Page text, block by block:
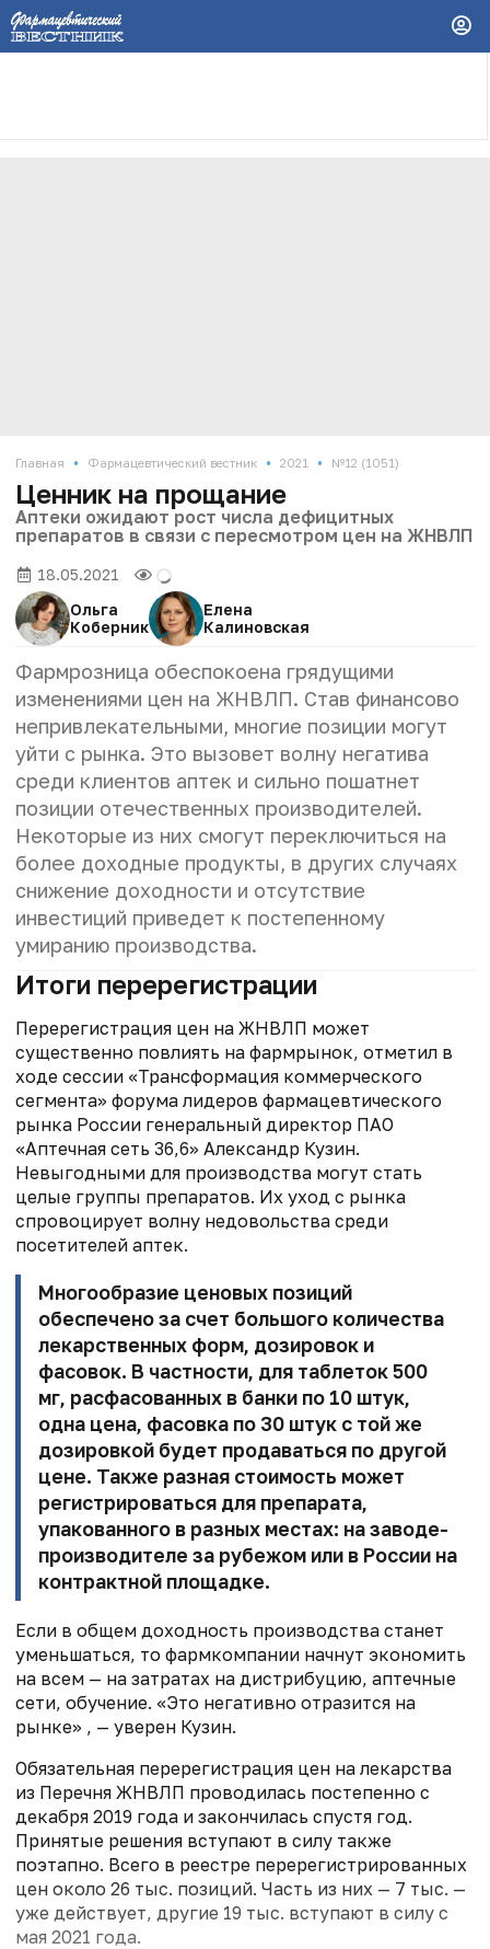
Главная • Фармацевтический вестник • 2021 • №12 (1051)
Ценник на прощание
Аптеки ожидают рост числа дефицитных
препаратов в связи с пересмотром цен на ЖНВЛП
18.05.2021
Ольга
Коберник
Елена
Калиновская
Фармрозница обеспокоена грядущими
изменениями цен на ЖНВЛП. Став финансово
непривлекательными, многие позиции могут
уйти с рынка. Это вызовет волну негатива
среди клиентов аптек и сильно пошатнет
позиции отечественных производителей.
Некоторые из них смогут переключиться на
более доходные продукты, в других случаях
снижение доходности и отсутствие
инвестиций приведет к постепенному
умиранию производства.
Итоги перерегистрации
Перерегистрация цен на ЖНВЛП может
существенно повлиять на фармрынок, отметил в
ходе сессии «Трансформация коммерческого
сегмента» форума лидеров фармацевтического
рынка России генеральный директор ПАО
«Аптечная сеть 36,6» Александр Кузин.
Невыгодными для производства могут стать
целые группы препаратов. Их уход с рынка
спровоцирует волну недовольства среди
посетителей аптек.
Многообразие ценовых позиций
обеспечено за счет большого количества
лекарственных форм, дозировок и
фасовок. В частности, для таблеток 500
мг, расфасованных в банки по 10 штук,
одна цена, фасовка по 30 штук с той же
дозировкой будет продаваться по другой
цене. Также разная стоимость может
регистрироваться для препарата,
упакованного в разных местах: на заводе-
производителе за рубежом или в России на
контрактной площадке.
Если в общем доходность производства станет
уменьшаться, то фармкомпании начнут экономить
на всем — на затратах на дистрибуцию, аптечные
сети, обучение. «Это негативно отразится на
рынке» , — уверен Кузин.
Обязательная перерегистрация цен на лекарства
из Перечня ЖНВЛП проводилась постепенно с
декабря 2019 года и закончилась спустя год.
Принятые решения вступают в силу также
поэтапно. Всего в реестре перерегистрированных
цен около 26 тыс. позиций. Часть из них — 7 тыс. —
уже действует, другие 19 тыс. вступают в силу с
мая 2021 года.